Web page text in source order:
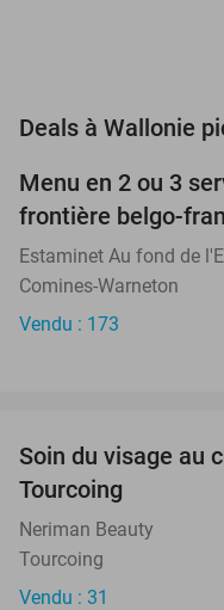
Deals à Wallonie
Menu en 2 ou 3
frontière belgo-
Estaminet Au fond de
Comines-Warneton
Vendu : 173
Soin du visage au
Tourcoing
Neriman Beauty
Tourcoing
Vendu : 31